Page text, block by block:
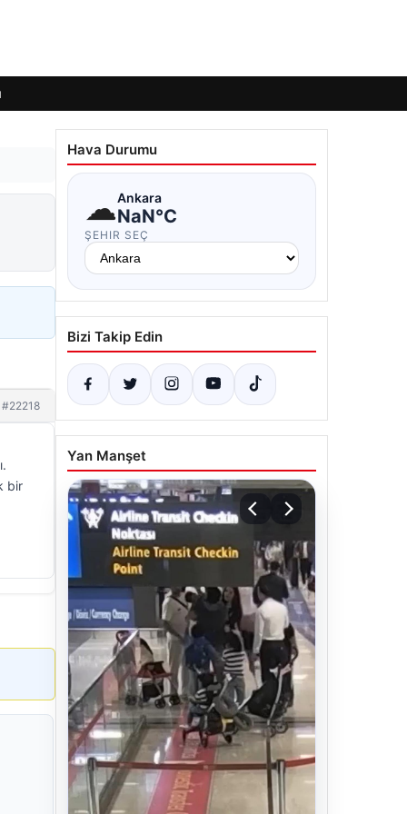
#22218
bir
Hava Durumu
☁Ankara
NaN°C
ŞEHIR SEÇ
Bizi Takip Edin
Yan Manşet